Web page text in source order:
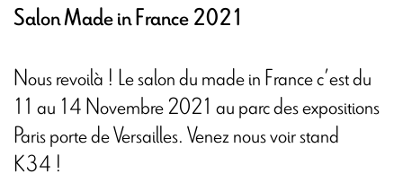
Salon Made in France 2021
Nous revoilà ! Le salon du made in France c’est du
11 au 14 Novembre 2021 au parc des expositions
Paris porte de Versailles. Venez nous voir stand
K34 !